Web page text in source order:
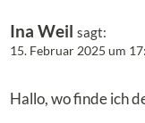
Ina Weil sagt:
15. Februar 2025 um
Hallo, wo finde ich